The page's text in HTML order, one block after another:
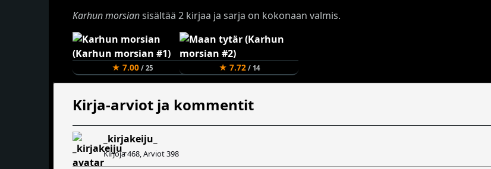
Karhun morsiansisältää 2 kirjaa ja sarja on kokonaan valmis.
★ 7.00/ 25 ★ 7.72/ 14
Kirja-arviot ja kommentit
_kirjakeiju_
Kirjoja 468, Arviot 398